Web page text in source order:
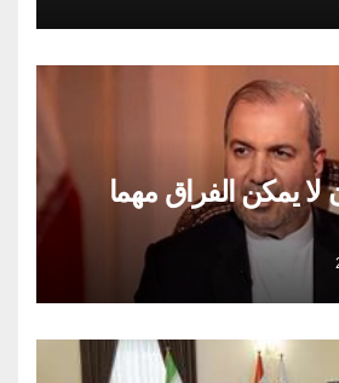
لا يمكن الفراق مهما